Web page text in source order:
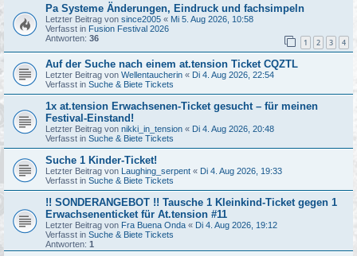
Pa Systeme Änderungen, Eindruck und fachsimpeln
Letzter Beitrag von since2005 « Mi 5. Aug 2026, 10:58
Verfasst in Fusion Festival 2026
Antworten: 36 1 2 3 4
Auf der Suche nach einem at.tension Ticket CQZTL
Letzter Beitrag von Wellentaucherin « Di 4. Aug 2026, 22:54
Verfasst in Suche & Biete Tickets
1x at.tension Erwachsenen-Ticket gesucht – für meinen
Festival-Einstand!
Letzter Beitrag von nikki_in_tension « Di 4. Aug 2026, 20:48
Verfasst in Suche & Biete Tickets
Suche 1 Kinder-Ticket!
Letzter Beitrag von Laughing_serpent « Di 4. Aug 2026, 19:33
Verfasst in Suche & Biete Tickets
!! SONDERANGEBOT !! Tausche 1 Kleinkind-Ticket gegen 1
Erwachsenenticket für At.tension #11
Letzter Beitrag von Fra Buena Onda « Di 4. Aug 2026, 19:12
Verfasst in Suche & Biete Tickets
Antworten: 1